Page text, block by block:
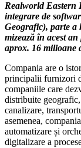
Realworld Eastern
integrare de
Geografic), parte a
mizează în acest
aprox. 16 milioane
Compania are o
principalii furnizori
companiile care
distribuite
canalizare,
asemenea,
automatizare și
digitalizare a